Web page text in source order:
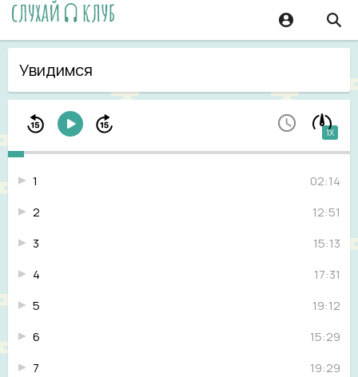
Увидимся
1X
02:14
1
12:51
2
15:13
3
17:31
4
19:12
5
15:29
6
19:29
7